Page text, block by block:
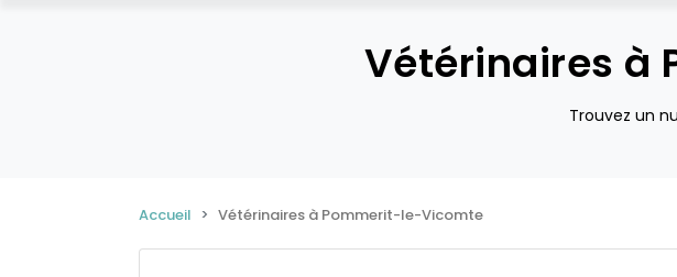
Vétérinaires à
Trouvez un
Accueil Vétérinaires à Pommerit-le-Vicomte